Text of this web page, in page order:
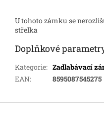
U tohoto zámku se
střelka
Doplňkové
Kategorie: Zadlabávací
EAN: 8595087545275
Z